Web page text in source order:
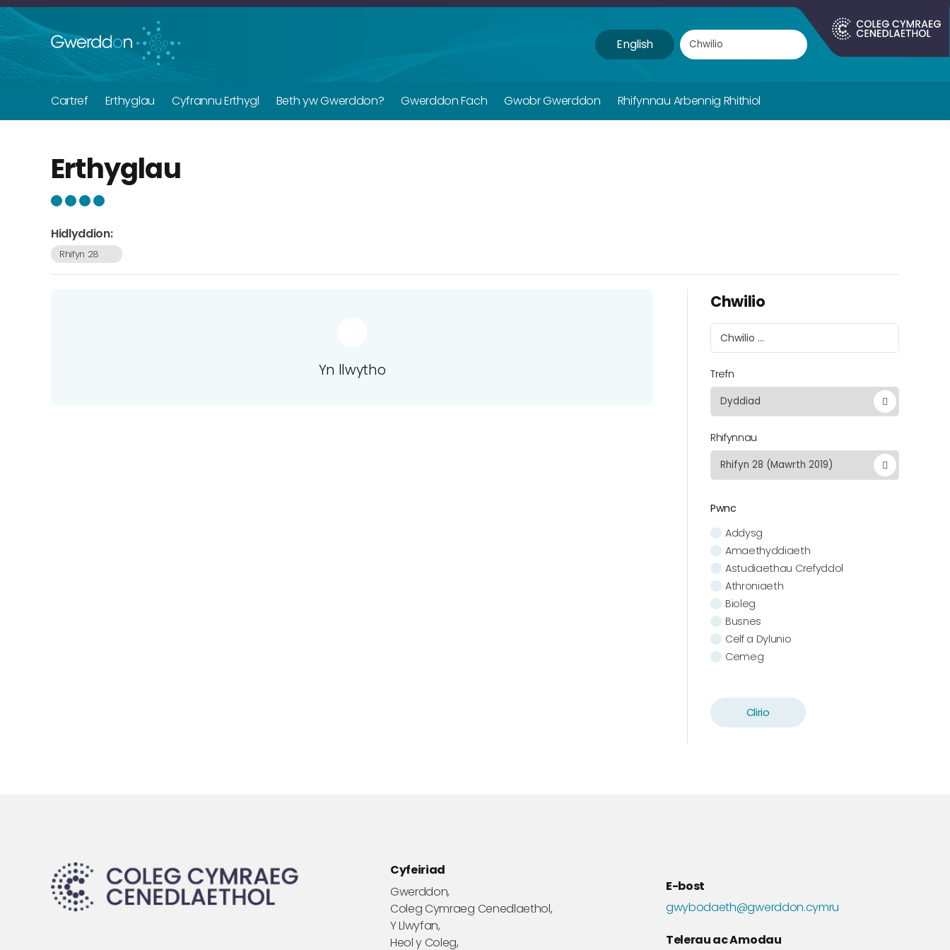
English
Cartref Erthyglau Cyfrannu Erthygl Beth yw Gwerddon? Gwerddon Fach Gwobr Gwerddon Rhifynnau Arbennig Rhithiol
Erthyglau
Hidlyddion:
Rhifyn 28
Yn llwytho
Chwilio
Trefn
Rhifynnau
Pwnc
Addysg
Amaethyddiaeth
Astudiaethau Crefyddol
Athroniaeth
Bioleg
Busnes
Celf a Dylunio
Cemeg
Cymraeg
Chwaraeon
Ieithoedd Modern
Llenyddiaeth Gymraeg
Clirio
Cyfeiriad
Gwerddon,
Coleg Cymraeg Cenedlaethol,
Y Llwyfan,
Heol y Coleg,
E-bost
gwybodaeth@gwerddon.cymru
Telerau ac Amodau